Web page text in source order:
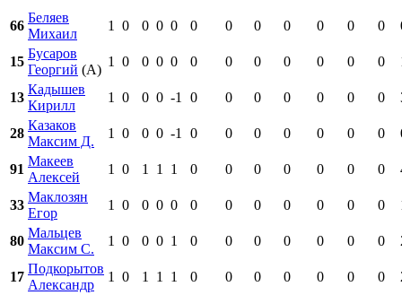
66
Беляев
Михаил
1 0 0 0 0 0 0 0 0 0 0 0
15
Бусаров
Георгий (А)
1 0 0 0 0 0 0 0 0 0 0 0
13
Кадышев
Кирилл
1 0 0 0 -1 0 0 0 0 0 0 0
28
Казаков
Максим Д.
1 0 0 0 -1 0 0 0 0 0 0 0
91
Макеев
Алексей
1 0 1 1 1 0 0 0 0 0 0 0
33
Маклозян
Егор
1 0 0 0 0 0 0 0 0 0 0 0
80
Мальцев
Максим С.
1 0 0 0 1 0 0 0 0 0 0 0
17
Подкорытов
Александр
1 0 1 1 1 0 0 0 0 0 0 0